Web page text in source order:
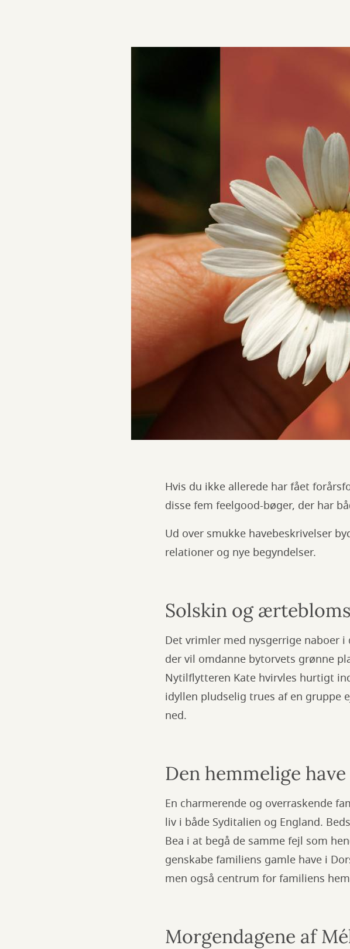
Hvis du ikke allerede har fået
disse fem feelgood-bøger, der har
Ud over smukke havebeskrivelser
relationer og nye begyndelser.
Solskin og
Det vrimler med nysgerrige naboer
der vil omdanne bytorvets grønne
Nytilflytteren Kate hvirvles hurtigt
idyllen pludselig trues af en gruppe
ned.
Den hemmelige
En charmerende og overraskende
liv i både Syditalien og England.
Bea i at begå de samme fejl som
genskabe familiens gamle have i
men også centrum for familiens
Morgendagene af